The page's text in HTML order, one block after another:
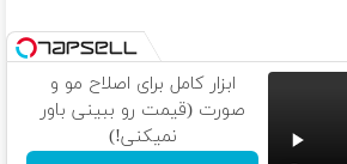
ابزار کامل برای اصلاح مو و
صورت (قیمت رو ببینی باور
نمیکنی!)